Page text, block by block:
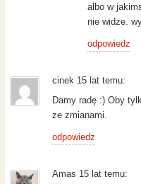
albo w
nie widze.
odpowiedz
cinek 15 lat temu:
Damy radę :) Oby
ze zmianami.
odpowiedz
Amas 15 lat temu: